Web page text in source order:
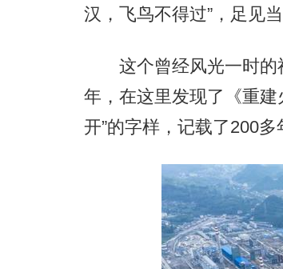
汉，飞鸟不得过”，足见
这个曾经风光一时的
年，在这里发现了《重
开”的字样，记载了200多